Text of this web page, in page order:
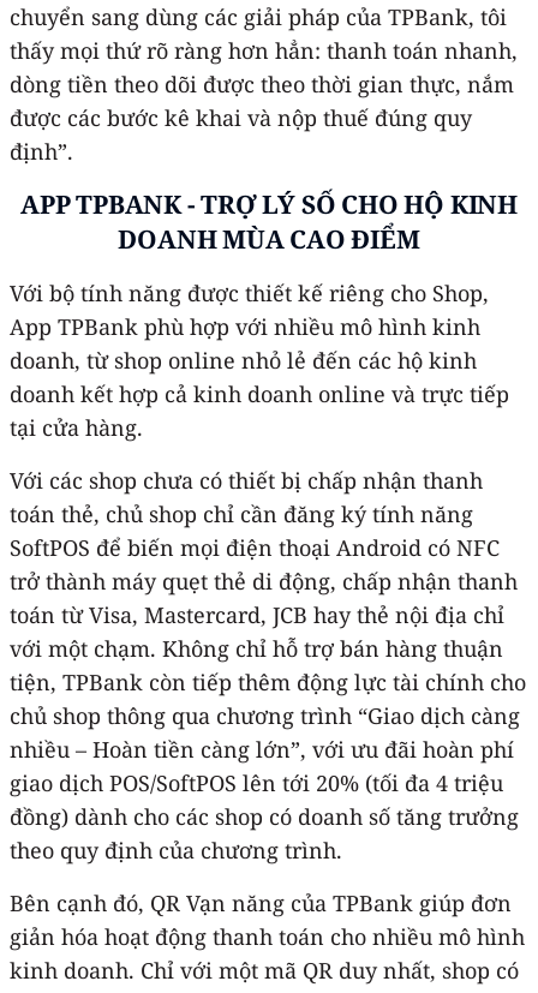
chuyển sang dùng các giải pháp của TPBank, tôi
thấy mọi thứ rõ ràng hơn hẳn: thanh toán nhanh,
dòng tiền theo dõi được theo thời gian thực, nắm
được các bước kê khai và nộp thuế đúng quy
định”.
APP TPBANK - TRỢ LÝ SỐ CHO HỘ KINH
DOANH MÙA CAO ĐIỂM
Với bộ tính năng được thiết kế riêng cho Shop,
App TPBank phù hợp với nhiều mô hình kinh
doanh, từ shop online nhỏ lẻ đến các hộ kinh
doanh kết hợp cả kinh doanh online và trực tiếp
tại cửa hàng.
Với các shop chưa có thiết bị chấp nhận thanh
toán thẻ, chủ shop chỉ cần đăng ký tính năng
SoftPOS để biến mọi điện thoại Android có NFC
trở thành máy quẹt thẻ di động, chấp nhận thanh
toán từ Visa, Mastercard, JCB hay thẻ nội địa chỉ
với một chạm. Không chỉ hỗ trợ bán hàng thuận
tiện, TPBank còn tiếp thêm động lực tài chính cho
chủ shop thông qua chương trình “Giao dịch càng
nhiều – Hoàn tiền càng lớn”, với ưu đãi hoàn phí
giao dịch POS/SoftPOS lên tới 20% (tối đa 4 triệu
đồng) dành cho các shop có doanh số tăng trưởng
theo quy định của chương trình.
Bên cạnh đó, QR Vạn năng của TPBank giúp đơn
giản hóa hoạt động thanh toán cho nhiều mô hình
kinh doanh. Chỉ với một mã QR duy nhất, shop có